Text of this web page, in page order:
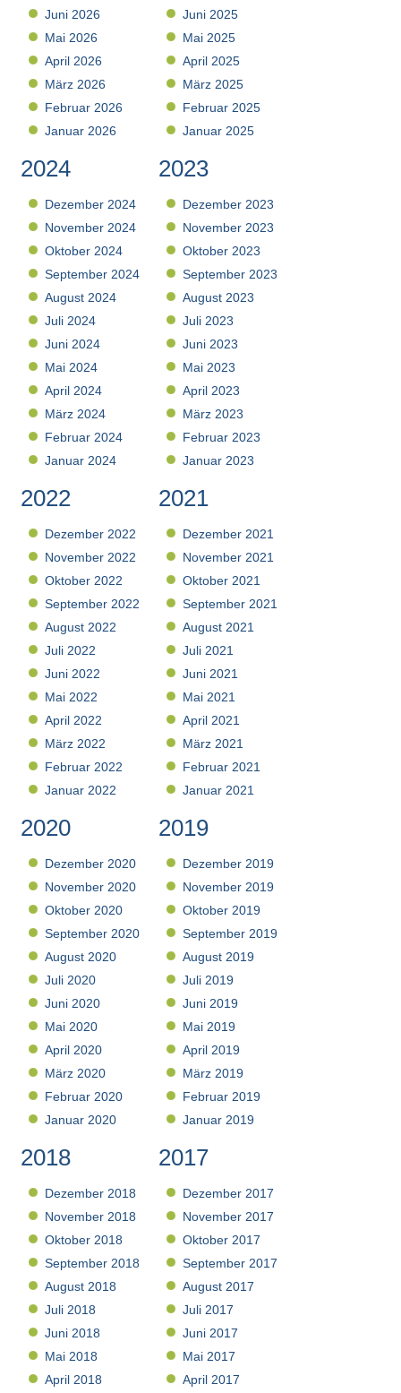
Juni 2026
Mai 2026
April 2026
März 2026
Februar 2026
Januar 2026
Juni 2025
Mai 2025
April 2025
März 2025
Februar 2025
Januar 2025
2024
Dezember 2024
November 2024
Oktober 2024
September 2024
August 2024
Juli 2024
Juni 2024
Mai 2024
April 2024
März 2024
Februar 2024
Januar 2024
2023
Dezember 2023
November 2023
Oktober 2023
September 2023
August 2023
Juli 2023
Juni 2023
Mai 2023
April 2023
März 2023
Februar 2023
Januar 2023
2022
Dezember 2022
November 2022
Oktober 2022
September 2022
August 2022
Juli 2022
Juni 2022
Mai 2022
April 2022
März 2022
Februar 2022
Januar 2022
2021
Dezember 2021
November 2021
Oktober 2021
September 2021
August 2021
Juli 2021
Juni 2021
Mai 2021
April 2021
März 2021
Februar 2021
Januar 2021
2020
Dezember 2020
November 2020
Oktober 2020
September 2020
August 2020
Juli 2020
Juni 2020
Mai 2020
April 2020
März 2020
Februar 2020
Januar 2020
2019
Dezember 2019
November 2019
Oktober 2019
September 2019
August 2019
Juli 2019
Juni 2019
Mai 2019
April 2019
März 2019
Februar 2019
Januar 2019
2018
Dezember 2018
November 2018
Oktober 2018
September 2018
August 2018
Juli 2018
Juni 2018
Mai 2018
April 2018
2017
Dezember 2017
November 2017
Oktober 2017
September 2017
August 2017
Juli 2017
Juni 2017
Mai 2017
April 2017